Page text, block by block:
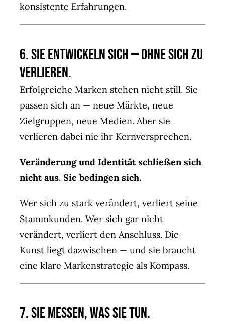
konsistente Erfahrungen.
6. Sie entwickeln sich — ohne sich zu
verlieren.
Erfolgreiche Marken stehen nicht still. Sie
passen sich an — neue Märkte, neue
Zielgruppen, neue Medien. Aber sie
verlieren dabei nie ihr Kernversprechen.
Veränderung und Identität schließen sich
nicht aus. Sie bedingen sich.
Wer sich zu stark verändert, verliert seine
Stammkunden. Wer sich gar nicht
verändert, verliert den Anschluss. Die
Kunst liegt dazwischen — und sie braucht
eine klare Markenstrategie als Kompass.
7. Sie messen, was sie tun.